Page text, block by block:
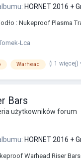
HORNET 2016 +
: Nukeproof Plasma
Lca
Warhead (i 1 więcej)
Bars
użytkowników forum
HORNET 2016 +
Warhead Riser